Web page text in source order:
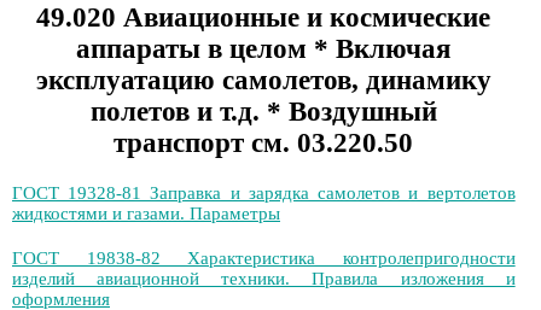
49.020 Авиационные и космические
аппараты в целом * Включая
эксплуатацию самолетов, динамику
полетов и т.д. * Воздушный
транспорт см. 03.220.50
ГОСТ 19328-81 Заправка и зарядка самолетов и вертолетов
жидкостями и газами. Параметры
ГОСТ 19838-82 Характеристика контролепригодности
изделий авиационной техники. Правила изложения и
оформления